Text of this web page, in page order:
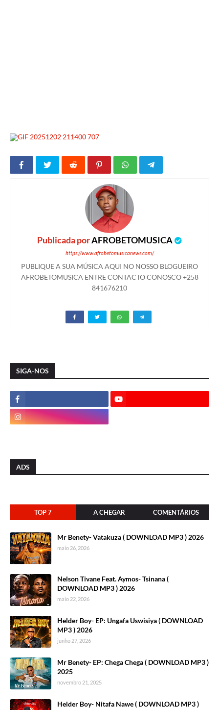
Publicada porAFROBETOMUSICA
https://www.afrobetomusicanews.com/
PUBLIQUE A SUA MÚSICA AQUI NO NOSSO BLOGUEIRO
AFROBETOMUSICA ENTRE CONTACTO CONOSCO +258
841676210
SIGA-NOS
ADS
TOP 7 A CHEGAR COMENTÁRIOS
Mr Benety- Vatakuza ( DOWNLOAD MP3 ) 2026
maio 26, 2026
Nelson Tivane Feat. Aymos- Tsinana (
DOWNLOAD MP3 ) 2026
maio 22, 2026
Helder Boy- EP: Ungafa Uswisiya ( DOWNLOAD
MP3 ) 2026
junho 27, 2026
Mr Benety- EP: Chega Chega ( DOWNLOAD MP3 )
2025
novembro 21, 2025
Helder Boy- Nitafa Nawe ( DOWNLOAD MP3 )